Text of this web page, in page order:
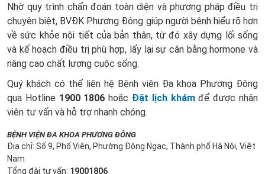
Nhờ quy trình chẩn đoán toàn diện và phương pháp điều trị
chuyên biệt, BVĐK Phương Đông giúp người bệnh hiểu rõ hơn
về sức khỏe nội tiết của bản thân, từ đó xây dựng lối sống
và kế hoạch điều trị phù hợp, lấy lại sự cân bằng hormone và
nâng cao chất lượng cuộc sống.
Quý khách có thể liên hệ Bệnh viện Đa khoa Phương Đông
qua Hotline 1900 1806 hoặc Đặt lịch khámđể được nhân
viên tư vấn và hỗ trợ nhanh chóng.
BỆNH VIỆN ĐA KHOA PHƯƠNG ĐÔNG
Địa chỉ: Số 9, Phố Viên, Phường Đông Ngạc, Thành phố Hà Nội, Việt
Nam
Tổng đài tư vấn: 19001806